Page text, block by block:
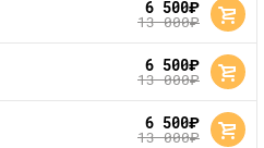
6 500руб.
13 000руб.
6 500руб.
13 000руб.
6 500руб.
13 000руб.